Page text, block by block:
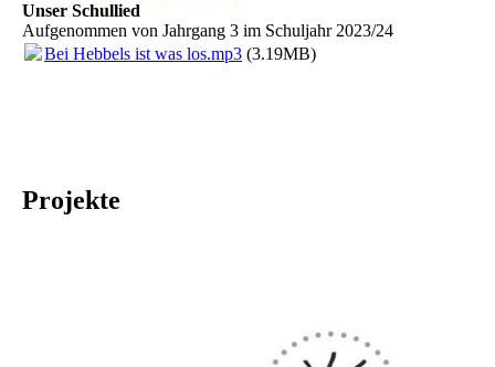
Unser Schullied
Aufgenommen von Jahrgang 3 im Schuljahr 2023/24
Bei Hebbels ist was los.mp3 (3.19MB)
Projekte